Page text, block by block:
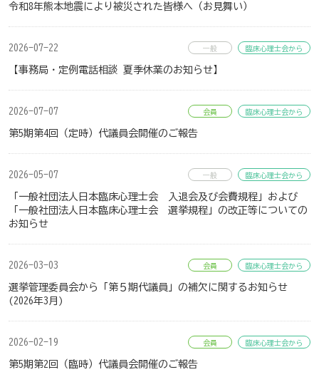
令和8年熊本地震により被災された皆様へ（お見舞い）
2026-07-22
【事務局・定例電話相談 夏季休業のお知らせ】
一般 臨床心理士会から
2026-07-07
第5期第4回（定時）代議員会開催のご報告
会員 臨床心理士会から
2026-05-07
「一般社団法人日本臨床心理士会 入退会及び会費規程」および
「一般社団法人日本臨床心理士会 選挙規程」の改正等についての
お知らせ
一般 臨床心理士会から
2026-03-03
選挙管理委員会から「第５期代議員」の補欠に関するお知らせ
(2026年3月)
会員 臨床心理士会から
2026-02-19
第5期第2回（臨時）代議員会開催のご報告
会員 臨床心理士会から